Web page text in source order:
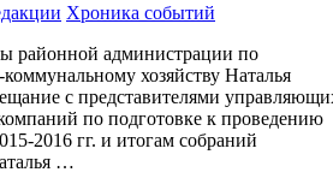
Хроника событий
районной администрации по
хозяйству Наталья
с представителями
по подготовке к проведению
2016 гг. и итогам собраний
…